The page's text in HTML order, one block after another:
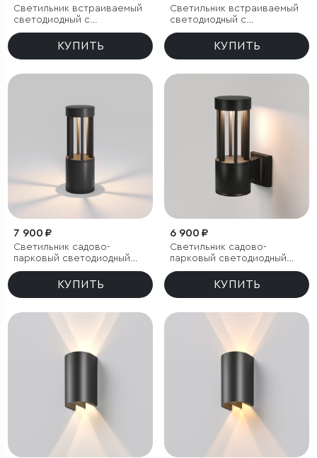
Светильник встраиваемый
светодиодный с
антибликовой решеткой
Tetro 20W 3000K черный
КУПИТЬ
Светильник встраиваемый
светодиодный с
антибликовой решеткой
Tetro 20W 4000K черный
КУПИТЬ
7 900 ₽
Светильник садово-
парковый светодиодный
Apart
КУПИТЬ
6 900 ₽
Светильник садово-
парковый светодиодный
Apart
КУПИТЬ